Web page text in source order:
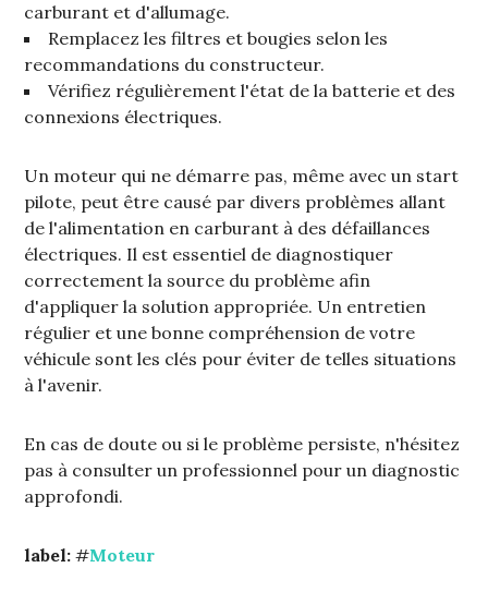
carburant et d'allumage.
Remplacez les filtres et bougies selon les
recommandations du constructeur.
Vérifiez régulièrement l'état de la batterie et des
connexions électriques.
Un moteur qui ne démarre pas‚ même avec un start
pilote‚ peut être causé par divers problèmes allant
de l'alimentation en carburant à des défaillances
électriques. Il est essentiel de diagnostiquer
correctement la source du problème afin
d'appliquer la solution appropriée. Un entretien
régulier et une bonne compréhension de votre
véhicule sont les clés pour éviter de telles situations
à l'avenir.
En cas de doute ou si le problème persiste‚ n'hésitez
pas à consulter un professionnel pour un diagnostic
approfondi.
label: #Moteur